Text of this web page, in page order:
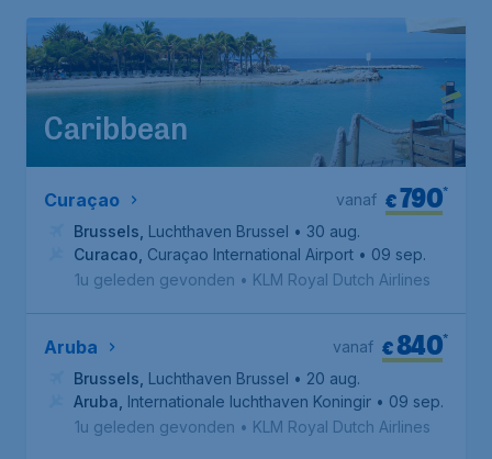
Caribbean
Curaçao €790*
vanaf
Brussels Luchthaven Brussel • 30 aug.
Curacao Curaçao International Airport • 09 sep.
1u geleden gevonden • KLM Royal Dutch Airlines
Aruba €840*
vanaf
Brussels Luchthaven Brussel • 20 aug.
Aruba Internationale luchthaven Koningin Beatrix
• 09 sep.
1u geleden gevonden • KLM Royal Dutch Airlines